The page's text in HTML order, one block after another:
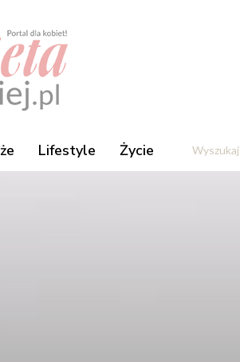
Lifestyle Życie Wyszukaj